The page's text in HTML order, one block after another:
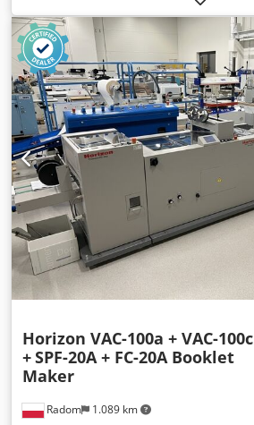
Radom 1.089 km
Horizon VAC-100a + VAC-100c
+SPF-20A + FC-20A Booklet
Maker